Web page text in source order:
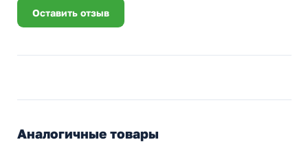
Оставить отзыв
Аналогичные товары